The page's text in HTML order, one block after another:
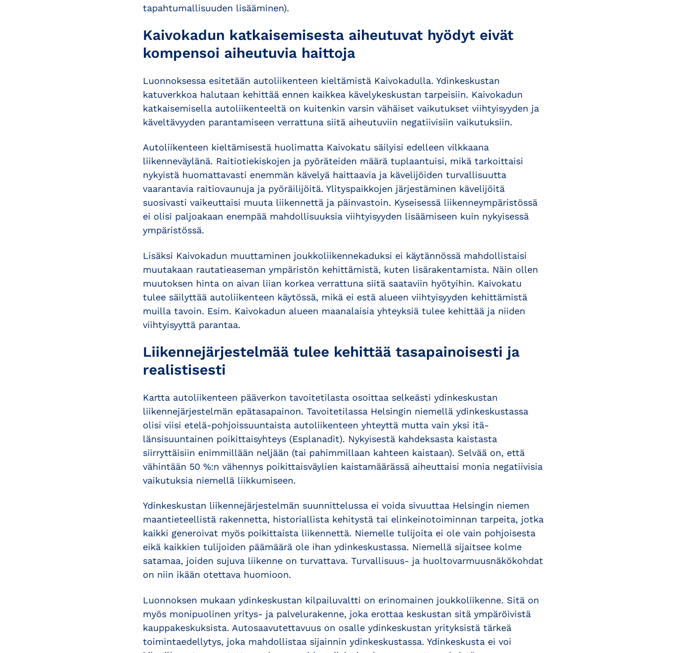
tapahtumallisuuden lisääminen).
Kaivokadun katkaisemisesta aiheutuvat hyödyt eivät
kompensoi aiheutuvia haittoja
Luonnoksessa esitetään autoliikenteen kieltämistä Kaivokadulla. Ydinkeskustan
katuverkkoa halutaan kehittää ennen kaikkea kävelykeskustan tarpeisiin. Kaivokadun
katkaisemisella autoliikenteeltä on kuitenkin varsin vähäiset vaikutukset viihtyisyyden ja
käveltävyyden parantamiseen verrattuna siitä aiheutuviin negatiivisiin vaikutuksiin.
Autoliikenteen kieltämisestä huolimatta Kaivokatu säilyisi edelleen vilkkaana
liikenneväylänä. Raitiotiekiskojen ja pyöräteiden määrä tuplaantuisi, mikä tarkoittaisi
nykyistä huomattavasti enemmän kävelyä haittaavia ja kävelijöiden turvallisuutta
vaarantavia raitiovaunuja ja pyöräilijöitä. Ylityspaikkojen järjestäminen kävelijöitä
suosivasti vaikeuttaisi muuta liikennettä ja päinvastoin. Kyseisessä liikenneympäristössä
ei olisi paljoakaan enempää mahdollisuuksia viihtyisyyden lisäämiseen kuin nykyisessä
ympäristössä.
Lisäksi Kaivokadun muuttaminen joukkoliikennekaduksi ei käytännössä mahdollistaisi
muutakaan rautatieaseman ympäristön kehittämistä, kuten lisärakentamista. Näin ollen
muutoksen hinta on aivan liian korkea verrattuna siitä saataviin hyötyihin. Kaivokatu
tulee säilyttää autoliikenteen käytössä, mikä ei estä alueen viihtyisyyden kehittämistä
muilla tavoin. Esim. Kaivokadun alueen maanalaisia yhteyksiä tulee kehittää ja niiden
viihtyisyyttä parantaa.
Liikennejärjestelmää tulee kehittää tasapainoisesti ja
realistisesti
Kartta autoliikenteen pääverkon tavoitetilasta osoittaa selkeästi ydinkeskustan
liikennejärjestelmän epätasapainon. Tavoitetilassa Helsingin niemellä ydinkeskustassa
olisi viisi etelä-pohjoissuuntaista autoliikenteen yhteyttä mutta vain yksi itä-
länsisuuntainen poikittaisyhteys (Esplanadit). Nykyisestä kahdeksasta kaistasta
siirryttäisiin enimmillään neljään (tai pahimmillaan kahteen kaistaan). Selvää on, että
vähintään 50 %:n vähennys poikittaisväylien kaistamäärässä aiheuttaisi monia negatiivisia
vaikutuksia niemellä liikkumiseen.
Ydinkeskustan liikennejärjestelmän suunnittelussa ei voida sivuuttaa Helsingin niemen
maantieteellistä rakennetta, historiallista kehitystä tai elinkeinotoiminnan tarpeita, jotka
kaikki generoivat myös poikittaista liikennettä. Niemelle tulijoita ei ole vain pohjoisesta
eikä kaikkien tulijoiden päämäärä ole ihan ydinkeskustassa. Niemellä sijaitsee kolme
satamaa, joiden sujuva liikenne on turvattava. Turvallisuus- ja huoltovarmuusnäkökohdat
on niin ikään otettava huomioon.
Luonnoksen mukaan ydinkeskustan kilpailuvaltti on erinomainen joukkoliikenne. Sitä on
myös monipuolinen yritys- ja palvelurakenne, joka erottaa keskustan sitä ympäröivistä
kauppakeskuksista. Autosaavutettavuus on osalle ydinkeskustan yrityksistä tärkeä
toimintaedellytys, joka mahdollistaa sijainnin ydinkeskustassa. Ydinkeskusta ei voi